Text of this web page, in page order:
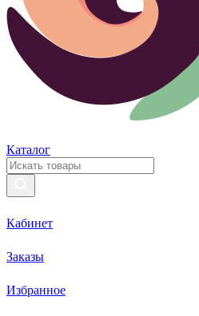
Каталог
Кабинет
Заказы
Избранное